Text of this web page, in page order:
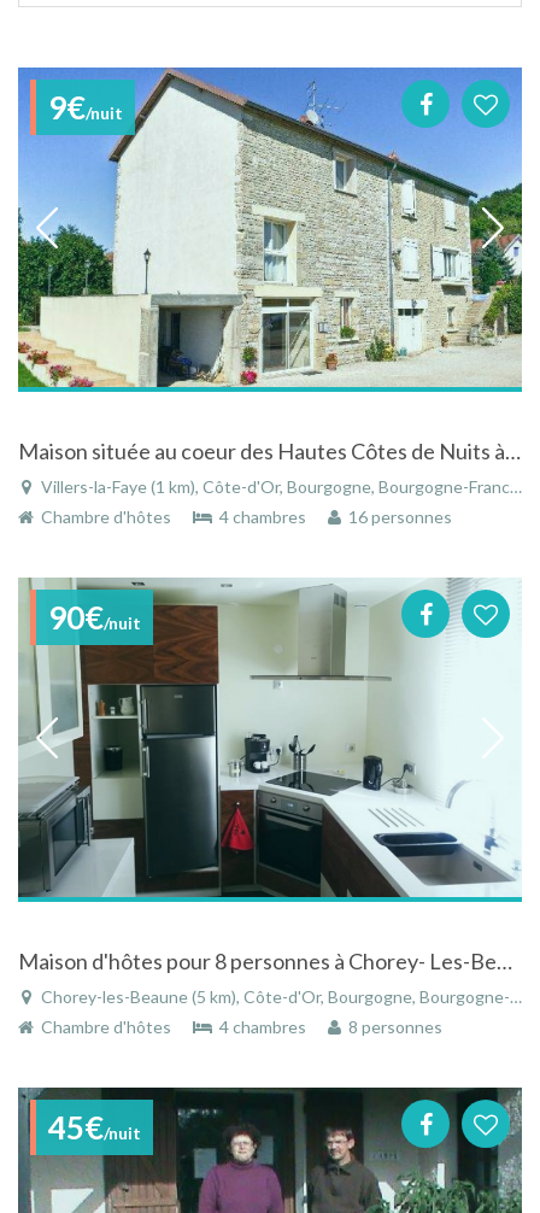
tri
9€/nuit
Maison située au coeur des Hautes Côtes de Nuits à Villers-la-Faye en Bourgogne
Villers-la-Faye (1 km), Côte-d'Or, Bourgogne, Bourgogne-Franche-Comté, France
Chambre d'hôtes
4 chambres 16 personnes
90€/nuit
Maison d'hôtes pour 8 personnes à Chorey- Les-Beaune
Chorey-les-Beaune (5 km), Côte-d'Or, Bourgogne, Bourgogne-Franche-Comté, France
Chambre d'hôtes
4 chambres 8 personnes
45€/nuit